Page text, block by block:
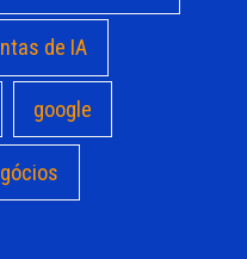
de IA
google